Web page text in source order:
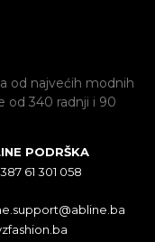
od najvećih modnih
od 340 radnji i 90
PODRŠKA
61 301 058